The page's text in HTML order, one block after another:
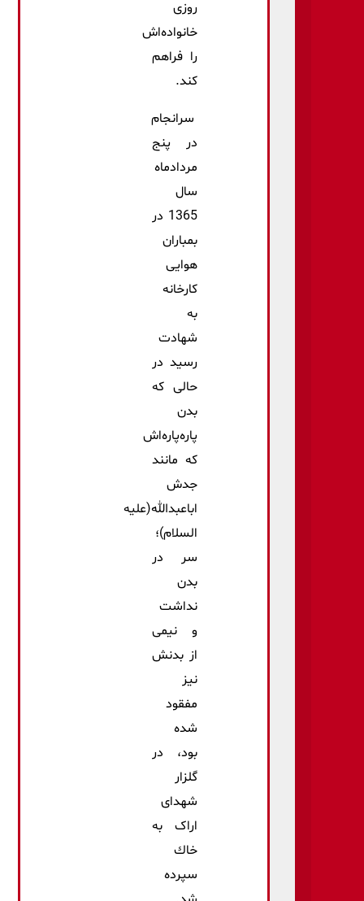
روزی
خانواده‌اش
را فراهم
کند.
سرانجام
در پنج
مردادماه
سال
1365 در
بمباران
هوایی
کارخانه
به
شهادت
رسید در
حالی که
بدن
پاره‌پاره‌اش
كه مانند
جدش
اباعبدالله(علیه
السلام)؛
سر در
بدن
نداشت
و نیمی‌
از بدنش
نیز
مفقود
شده
بود، در
گلزار
شهدای
اراک به
خاك
سپرده